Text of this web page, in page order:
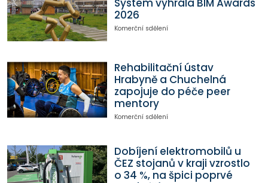
System vyhrála BIM Awards
2026
Komerční sdělení
Rehabilitační ústav
Hrabyně a Chuchelná
zapojuje do péče peer
mentory
Komerční sdělení
Dobíjení elektromobilů u
ČEZ stojanů v kraji vzrostlo
o 34 %, na špici poprvé